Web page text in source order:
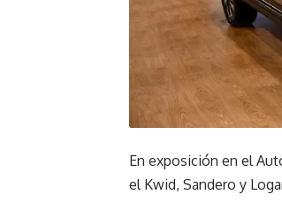
En exposición en el
el Kwid, Sandero y